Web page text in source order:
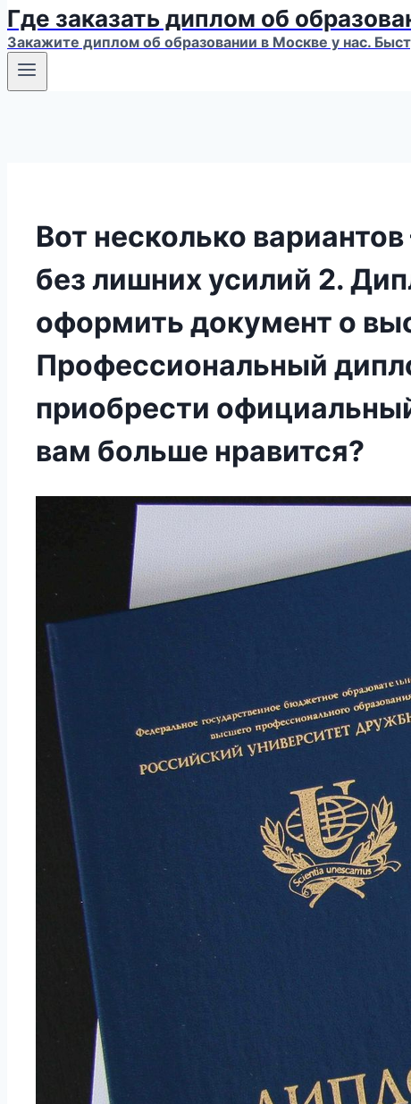
Где заказать диплом об
Закажите диплом об образовании в Москве у нас.
Вот несколько
без лишних усилий 2.
оформить документ о
Профессиональный
приобрести
вам больше нравится?